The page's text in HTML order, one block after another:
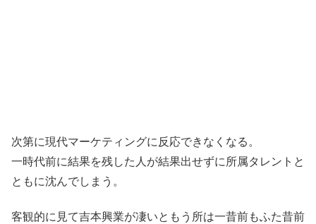
次第に現代マーケティングに反応できなくなる。
一時代前に結果を残した人が結果出せずに所属タレントと
ともに沈んでしまう。
客観的に見て吉本興業が凄いともう所は一昔前もふた昔前